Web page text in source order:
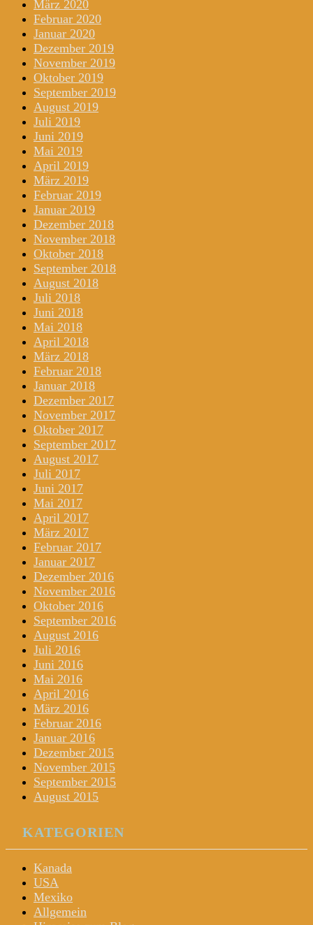
März 2020
Februar 2020
Januar 2020
Dezember 2019
November 2019
Oktober 2019
September 2019
August 2019
Juli 2019
Juni 2019
Mai 2019
April 2019
März 2019
Februar 2019
Januar 2019
Dezember 2018
November 2018
Oktober 2018
September 2018
August 2018
Juli 2018
Juni 2018
Mai 2018
April 2018
März 2018
Februar 2018
Januar 2018
Dezember 2017
November 2017
Oktober 2017
September 2017
August 2017
Juli 2017
Juni 2017
Mai 2017
April 2017
März 2017
Februar 2017
Januar 2017
Dezember 2016
November 2016
Oktober 2016
September 2016
August 2016
Juli 2016
Juni 2016
Mai 2016
April 2016
März 2016
Februar 2016
Januar 2016
Dezember 2015
November 2015
September 2015
August 2015
KATEGORIEN
Kanada
USA
Mexiko
Allgemein